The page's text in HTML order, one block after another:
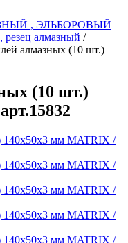
, ЭЛЬБОРОВЫЙ
алмазный /
алмазных (10 шт.)
(10 шт.)